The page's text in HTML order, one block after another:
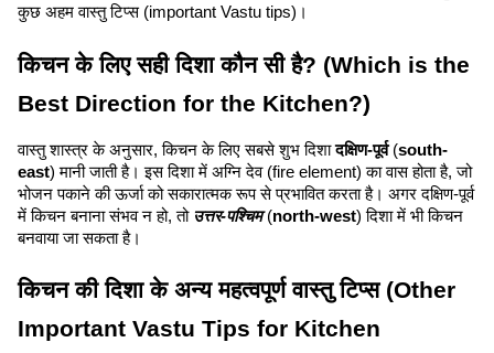
कुछ अहम वास्तु टिप्स (important Vastu tips)।
किचन के लिए सही दिशा कौन सी है? (Which is the
Best Direction for the Kitchen?)
वास्तु शास्त्र के अनुसार, किचन के लिए सबसे शुभ दिशा दक्षिण-पूर्व (south-
east) मानी जाती है। इस दिशा में अग्नि देव (fire element) का वास होता है, जो
भोजन पकाने की ऊर्जा को सकारात्मक रूप से प्रभावित करता है। अगर दक्षिण-पूर्व
में किचन बनाना संभव न हो, तो उत्तर-पश्चिम (north-west) दिशा में भी किचन
बनवाया जा सकता है।
किचन की दिशा के अन्य महत्वपूर्ण वास्तु टिप्स (Other
Important Vastu Tips for Kitchen